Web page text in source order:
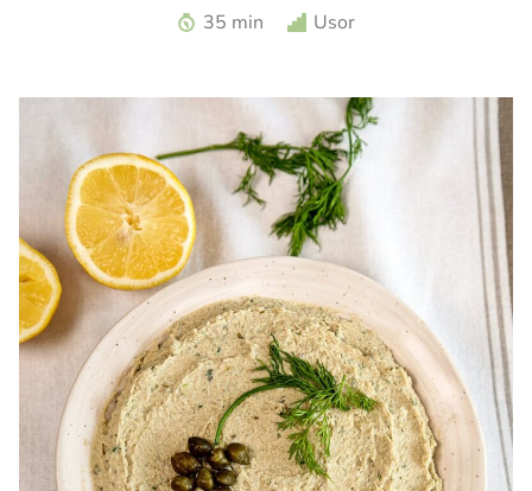
Hummus de fasole cu ardei. Reteta de hummus de fasole
35 min Usor